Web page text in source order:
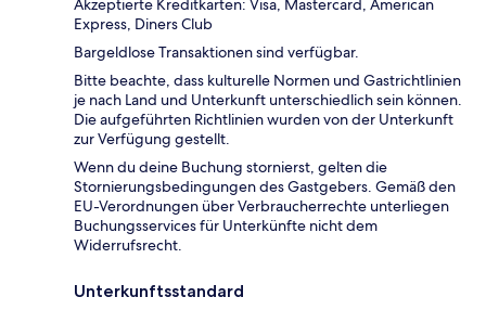
Akzeptierte Kreditkarten: Visa, Mastercard, American
Express, Diners Club
Bargeldlose Transaktionen sind verfügbar.
Bitte beachte, dass kulturelle Normen und Gastrichtlinien
je nach Land und Unterkunft unterschiedlich sein können.
Die aufgeführten Richtlinien wurden von der Unterkunft
zur Verfügung gestellt.
Wenn du deine Buchung stornierst, gelten die
Stornierungsbedingungen des Gastgebers. Gemäß den
EU-Verordnungen über Verbraucherrechte unterliegen
Buchungsservices für Unterkünfte nicht dem
Widerrufsrecht.
Unterkunftsstandard